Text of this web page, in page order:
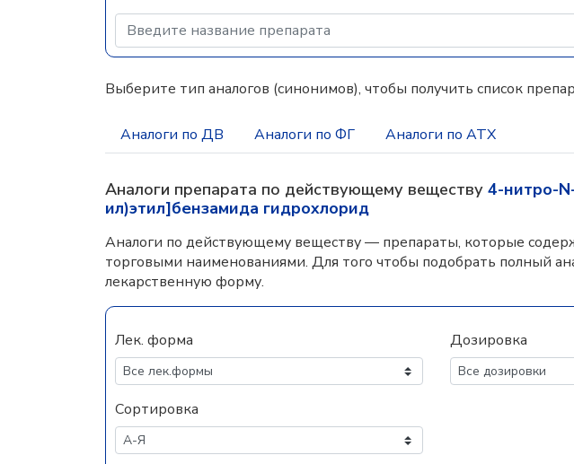
Выберите тип аналогов (синонимов), чтобы получить список
Аналоги по ДВ Аналоги по ФГ Аналоги по АТХ
Аналоги препарата по действующему веществу 4-нитро-
ил)этил]бензамида гидрохлорид
Аналоги по действующему веществу — препараты, которые
торговыми наименованиями. Для того чтобы подобрать полный
лекарственную форму.
Лек. форма Дозировка
Сортировка